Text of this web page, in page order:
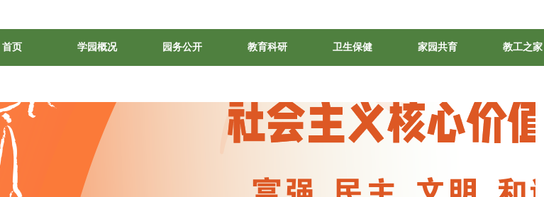
首页 学园概况 园务公开 教育科研 卫生保健 家园共育 教工之家